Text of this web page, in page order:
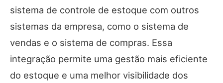
sistema de controle de estoque com outros
sistemas da empresa, como o sistema de
vendas e o sistema de compras. Essa
integração permite uma gestão mais eficiente
do estoque e uma melhor visibilidade dos